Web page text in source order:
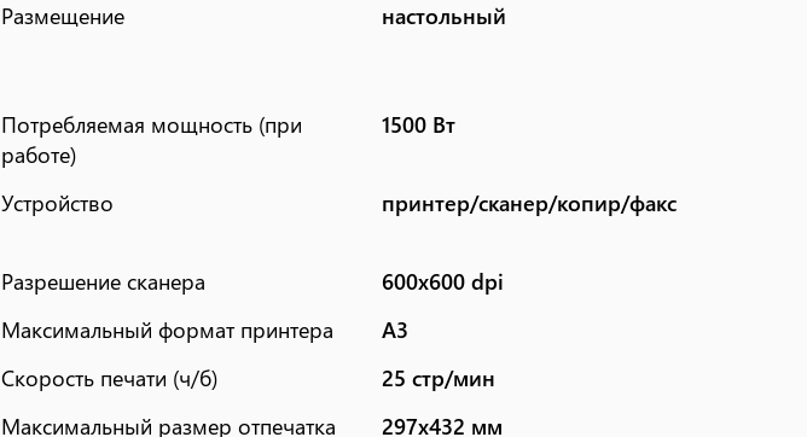
Размещение настольный
Потребляемая мощность (при
работе)
1500 Вт
Устройство принтер/сканер/копир/факс
Разрешение сканера
600x600 dpi
Максимальный формат принтера
A3
Скорость печати (ч/б)
25 стр/мин
Максимальный размер отпечатка 297x432 мм